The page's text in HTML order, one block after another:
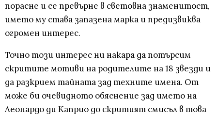
порасне и се превърне в световна знаменитост,
името му става запазена марка и предизвиква
огромен интерес.
Точно този интерес ни накара да потърсим
скритите мотиви на родителите на 18 звезди и
да разкрием тайната зад техните имена. От
може би очевидното обяснение зад името на
Леонардо ди Каприо до скритият смисъл в това